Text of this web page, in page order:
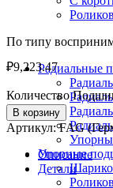
По типу
Радиальные
Упорные
₽9,223.47
Количество
В корзину
Артикул:FAG
Описание
Детали